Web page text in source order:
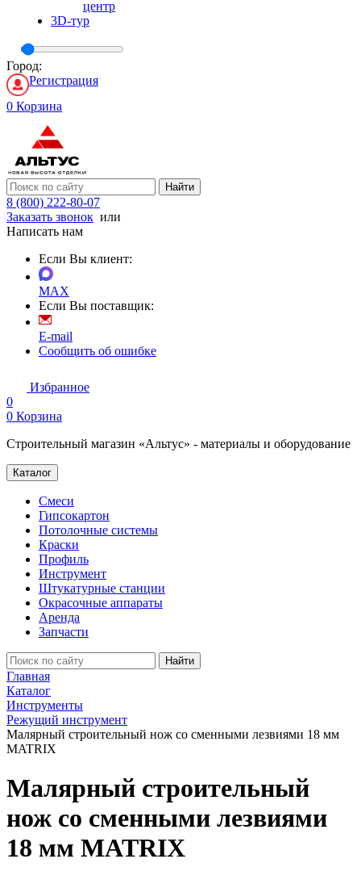
центр
3D-тур
Город:
Регистрация
0 Корзина
Найти
8 (800) 222-80-07
Заказать звонок или
Написать нам
Если Вы клиент:
MAX
Если Вы поставщик:
E-mail
Сообщить об ошибке
Избранное
0
0 Корзина
Строительный магазин «Альтус» - материалы и оборудование
Каталог
Смеси
Гипсокартон
Потолочные системы
Краски
Профиль
Инструмент
Штукатурные станции
Окрасочные аппараты
Аренда
Запчасти
Найти
Главная
Каталог
Инструменты
Режущий инструмент
Малярный строительный нож со сменными лезвиями 18 мм
MATRIX
Малярный строительный
нож со сменными лезвиями
18 мм MATRIX